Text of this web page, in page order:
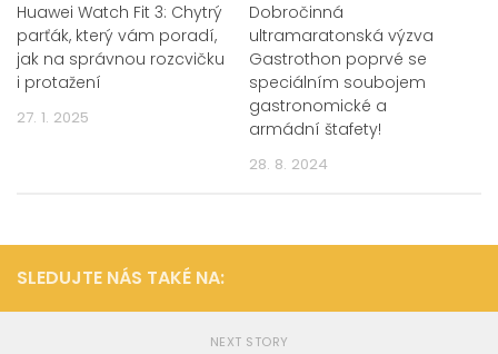
Huawei Watch Fit 3: Chytrý
parťák, který vám poradí,
jak na správnou rozcvičku
i protažení
27. 1. 2025
Dobročinná
ultramaratonská výzva
Gastrothon poprvé se
speciálním soubojem
gastronomické a
armádní štafety!
28. 8. 2024
SLEDUJTE NÁS TAKÉ NA:
NEXT STORY